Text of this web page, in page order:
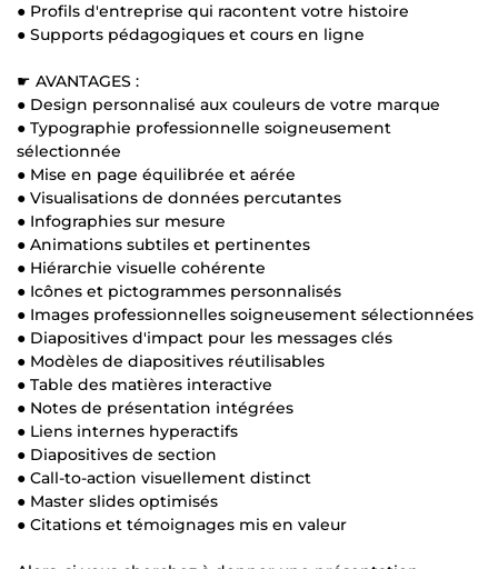
● Profils d'entreprise qui racontent votre histoire
● Supports pédagogiques et cours en ligne
☛ AVANTAGES :
● Design personnalisé aux couleurs de votre marque
● Typographie professionnelle soigneusement
sélectionnée
● Mise en page équilibrée et aérée
● Visualisations de données percutantes
● Infographies sur mesure
● Animations subtiles et pertinentes
● Hiérarchie visuelle cohérente
● Icônes et pictogrammes personnalisés
● Images professionnelles soigneusement sélectionnées
● Diapositives d'impact pour les messages clés
● Modèles de diapositives réutilisables
● Table des matières interactive
● Notes de présentation intégrées
● Liens internes hyperactifs
● Diapositives de section
● Call-to-action visuellement distinct
● Master slides optimisés
● Citations et témoignages mis en valeur